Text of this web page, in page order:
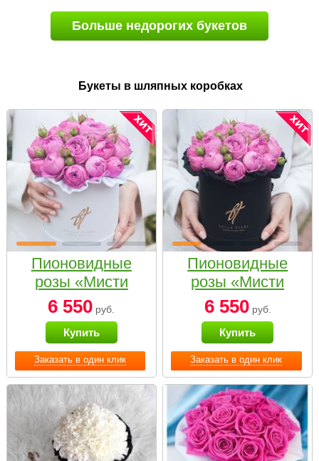
Больше недорогих букетов
Букеты в шляпных коробках
Заказать в один клик
Пионовидные
розы «Мисти
бабблс» в белой
коробке Small
6 550 руб.
Купить
Заказать в один клик
Пионовидные
розы «Мисти
бабблс» в
черной коробке
Small
6 550руб.
Купить